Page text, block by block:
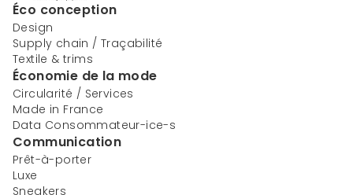
Éco conception
Design
Supply chain / Traçabilité
Textile & trims
Économie de la mode
Circularité / Services
Made in France
Data Consommateur-ice-s
Communication
Prêt-à-porter
Luxe
Sneakers